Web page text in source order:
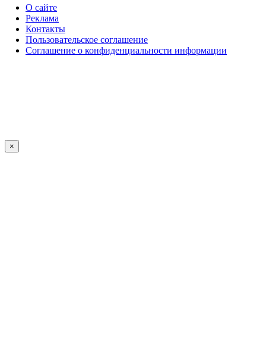
О сайте
Реклама
Контакты
Пользовательское соглашение
Соглашение о конфиденциальности информации
×